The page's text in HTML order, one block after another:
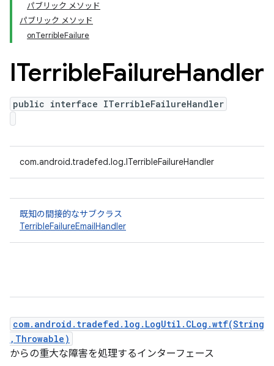
パブリック メソッド
パブリック メソッド
onTerribleFailure
ITerribleFailureHandler
public interface ITerribleFailureHandler
com.android.tradefed.log.ITerribleFailureHandler
既知の間接的なサブクラス
TerribleFailureEmailHandler
com.android.tradefed.log.LogUtil.CLog.wtf(String
,Throwable)
からの重大な障害を処理するインターフェース